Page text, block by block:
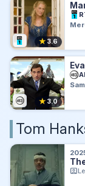
★3.6
★3.0
Tom